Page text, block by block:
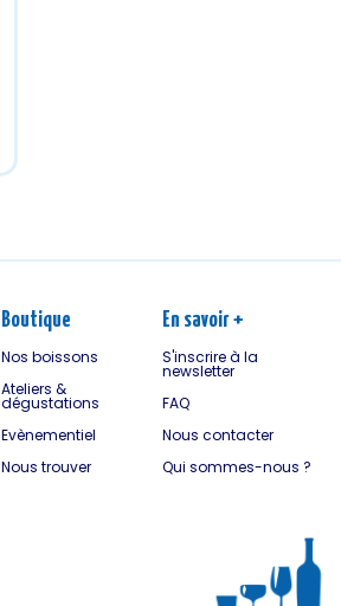
Boutique
Nos boissons
Ateliers &
dégustations
Evènementiel
Nous trouver
En savoir +
S'inscrire à la
newsletter
FAQ
Nous contacter
Qui sommes-nous ?